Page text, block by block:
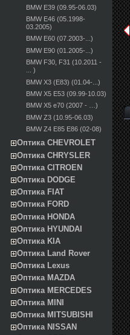
BMW E39 (09.95-06.03)
BMW E46 (05.1998-
03.2005)
BMW E60 (07.2003-...)
BMW E90 (01.2005-...)
BMW F30, F31 (10.2011 -
... )
BMW X3 (E83) (01.04-...)
BMW X5 E53 (09.99-10.03)
BMW X5 e70 (2007 - …)
BMW Z3 (10.95-06.03)
BMW Z4 E85 E86 (02-08)
Оптика CHEVROLET
Оптика CHRYSLER
Оптика CITROEN
Оптика DODGE
Оптика FIAT
Оптика FORD
Оптика HONDA
Оптика HYUNDAI
Оптика KIA
Оптика Land Rover
Оптика Lexus
Оптика MAZDA
Оптика MERCEDES
Оптика MINI
Оптика MITSUBISHI
Оптика NISSAN